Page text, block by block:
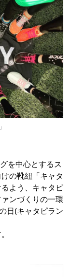
を中心とするス
の靴紐「キャタ
よう、キャタピ
ンづくりの一環
日(キャタピラン